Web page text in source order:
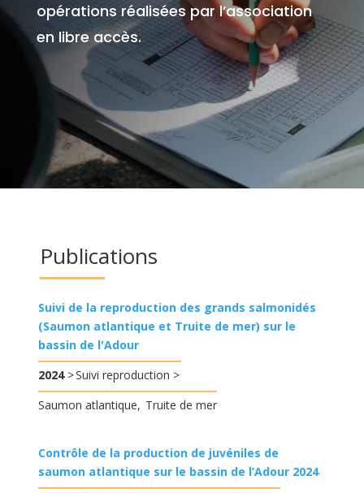
opérations réalisées par l’association
en libre accès.
Publications
Suivi de la reproduction des grands salmonidés
(Saumon atlantique et Truite de mer) sur le
bassin de l'Adour
2024
Suivi reproduction
Saumon atlantique
Truite de mer
Contrôle de la production de juvéniles de
saumon atlantique sur le bassin de l’Adour 2024